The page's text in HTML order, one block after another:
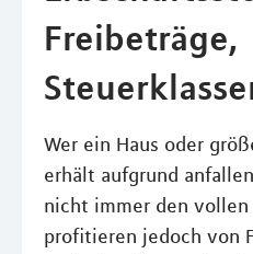
Freibeträge,
Wer ein Haus oder
erhält aufgrund
nicht immer den vollen
profitieren jedoch von